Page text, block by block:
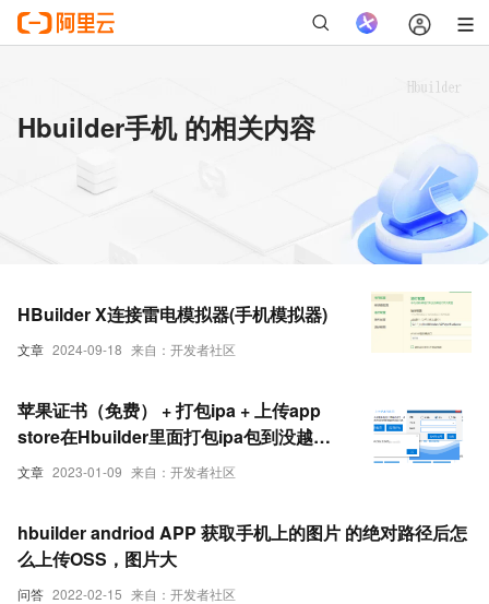
Hbuilder手机 的相关内容
文章 2024-09-18 来自：开发者社区
HBuilder X连接雷电模拟器(手机模拟器)
文章 2023-01-09 来自：开发者社区
苹果证书（免费） + 打包ipa + 上传app
store在Hbuilder里面打包ipa包到没越狱
的手机上安装时，是需要p12文件
问答 2022-02-15 来自：开发者社区
hbuilder andriod APP 获取手机上的图片 的绝对路径后怎
么上传OSS，图片大